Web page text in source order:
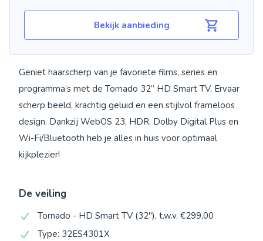
Bekijk aanbieding
Geniet haarscherp van je favoriete films, series en
programma’s met de Tornado 32” HD Smart TV. Ervaar
scherp beeld, krachtig geluid en een stijlvol frameloos
design. Dankzij WebOS 23, HDR, Dolby Digital Plus en
Wi-Fi/Bluetooth heb je alles in huis voor optimaal
kijkplezier!
De veiling
Tornado - HD Smart TV (32″), t.w.v. €299,00
Type: 32ES4301X